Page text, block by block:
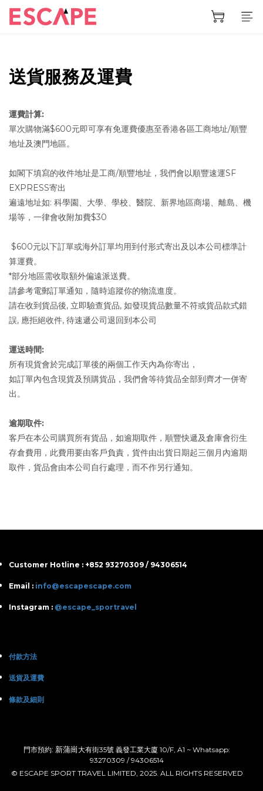
送貨服務及運費
運費計算:
單次購物滿$600元即可享有免運費優惠至香港各區工商地址/順豐
地址及澳門地區。
如閣下填寫的收件地址是工商/順豐地址，我們會以順豐速運SF
EXPRESS寄出
遍遠地址如: 科學園、大學、學校、醫院、新界地區商場、離島、機
場等，一律會收附加費$30
$600元以下訂單或海外訂單均用到付形式寄出及以本公司標準計
算運費。
*部分地區需收取額外偏遠派送費。
請參考電郵訂單通知，隨時追蹤你的物流進度。
請在收到貨品後, 立即驗查貨品, 如發現貨品數量不符或貨品款式錯
誤, 應拒絕收件, 待速遞公司退回到本公司
運送時間:
所有現貨會於完成訂單後的兩個工作天內為你寄出，
如訂單內包含現貨及預購貨品，我們會等待貨品全部到齊才一併寄
出。
逾期取件:
客戶在本公司購買所有貨品，如逾期取件，順豐快遞及倉庫會衍生
存倉費用，此費用要由客戶負責，貨件由出貨日期起三個月內逾期
取件，貨品會由本公司自行處理，而不作另行通知。
Customer Hotline : +852 93270309 / 94306514
Email : info@escapescape.com
Instagram : @escape_sportravel
付款方法
送貨及運費
條款及細則
門市預約: 新蒲崗大有街35號 義發工業大廈 10/F, A1 ~ Whatsapp:
93270309 / 94306514
© ESCAPE SPORT TRAVEL LIMITED, 2025. ALL RIGHTS RESERVED